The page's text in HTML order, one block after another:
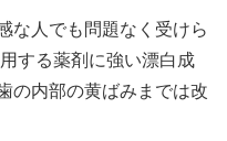
な人でも問題なく受けら
する薬剤に強い漂白成
の内部の黄ばみまでは改